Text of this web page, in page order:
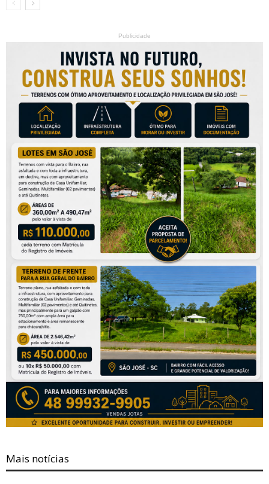
Publicidade
Mais notícias